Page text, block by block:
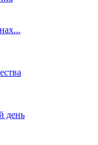
день